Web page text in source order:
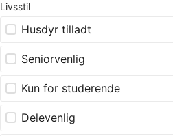
Livsstil
Husdyr tilladt
Seniorvenlig
Kun for studerende
Delevenlig